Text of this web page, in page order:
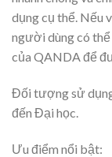
dụng cụ thể. Nếu
người dùng có
của QANDA để
Đối tượng sử
đến Đại học.
Ưu điểm nổi bật: